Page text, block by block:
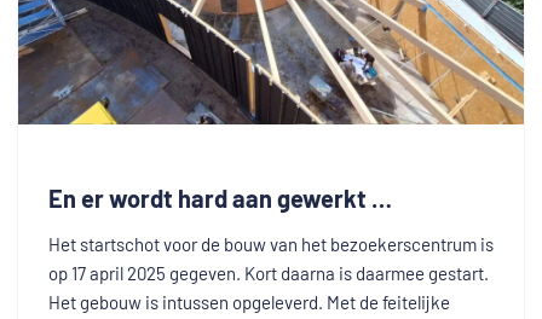
En er wordt hard aan gewerkt …
Het startschot voor de bouw van het bezoekerscentrum is
op 17 april 2025 gegeven. Kort daarna is daarmee gestart.
Het gebouw is intussen opgeleverd. Met de feitelijke